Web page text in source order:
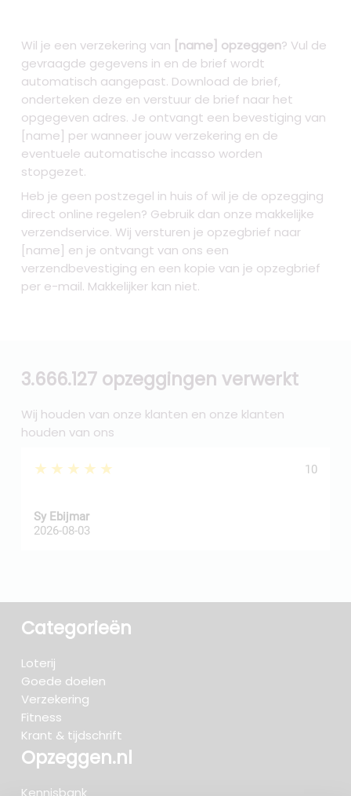
Wil je een verzekering van [name] opzeggen? Vul de
gevraagde gegevens in en de brief wordt
automatisch aangepast. Download de brief,
onderteken deze en verstuur de brief naar het
opgegeven adres. Je ontvangt een bevestiging van
[name] per wanneer jouw verzekering en de
eventuele automatische incasso worden
stopgezet.
Heb je geen postzegel in huis of wil je de opzegging
direct online regelen? Gebruik dan onze makkelijke
verzendservice. Wij versturen je opzegbrief naar
[name] en je ontvangt van ons een
verzendbevestiging en een kopie van je opzegbrief
per e-mail. Makkelijker kan niet.
3.666.127 opzeggingen verwerkt
Wij houden van onze klanten en onze klanten
houden van ons
★★★★★ 10
Sy Ebijmar
2026-08-03
Categorieën
Loterij
Goede doelen
Verzekering
Fitness
Krant & tijdschrift
Opzeggen.nl
Kennisbank